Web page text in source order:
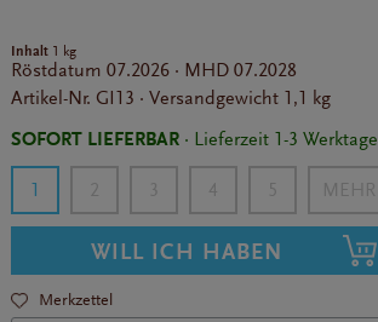
Inhalt 1 kg
Röstdatum 07.2026 · MHD 07.2028
Artikel-Nr. GI13 · Versandgewicht 1,1 kg
SOFORT LIEFERBAR· Lieferzeit 1-3 Werktage
1 2 3 4 5
WILL ICH HABEN
Merkzettel